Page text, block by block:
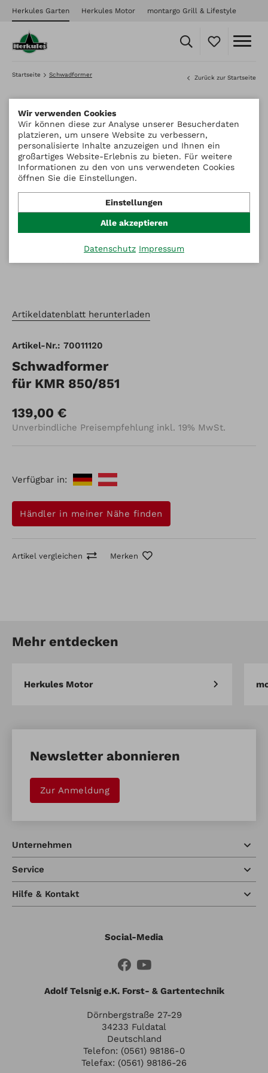
Herkules Garten Herkules Motor montargo Grill & Lifestyle
Startseite Schwadformer Zurück zur Startseite
Artikeldatenblatt herunterladen
Artikel-Nr.: 70011120
Schwadformer
für KMR 850/851
139,00 €
Unverbindliche Preisempfehlung inkl. 19% MwSt.
Verfügbar in:
Händler in meiner Nähe finden
Artikel vergleichen Merken
Schwadformer
Mehr entdecken
Herkules Motor
Newsletter abonnieren
Zur Anmeldung
Unternehmen
Service
Hilfe & Kontakt
Social-Media
Adolf Telsnig e.K. Forst- & Gartentechnik
Dörnbergstraße 27-29
34233 Fuldatal
Deutschland
Telefon: (0561) 98186-0
Telefax: (0561) 98186-26
Wir verwenden Cookies
Wir können diese zur Analyse unserer Besucherdaten
platzieren, um unsere Website zu verbessern,
personalisierte Inhalte anzuzeigen und Ihnen ein
großartiges Website-Erlebnis zu bieten. Für weitere
Informationen zu den von uns verwendeten Cookies
öffnen Sie die Einstellungen.
Einstellungen
Alle akzeptieren
Datenschutz Impressum